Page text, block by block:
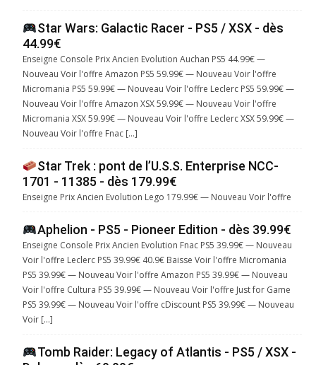
Star Wars: Galactic Racer - PS5 / XSX - dès
44.99€
Enseigne Console Prix Ancien Evolution Auchan PS5 44.99€ —
Nouveau Voir l'offre Amazon PS5 59.99€ — Nouveau Voir l'offre
Micromania PS5 59.99€ — Nouveau Voir l'offre Leclerc PS5 59.99€ —
Nouveau Voir l'offre Amazon XSX 59.99€ — Nouveau Voir l'offre
Micromania XSX 59.99€ — Nouveau Voir l'offre Leclerc XSX 59.99€ —
Nouveau Voir l'offre Fnac […]
Star Trek : pont de l’U.S.S. Enterprise NCC-
1701 - 11385 - dès 179.99€
Enseigne Prix Ancien Evolution Lego 179.99€ — Nouveau Voir l'offre
Aphelion - PS5 - Pioneer Edition - dès 39.99€
Enseigne Console Prix Ancien Evolution Fnac PS5 39.99€ — Nouveau
Voir l'offre Leclerc PS5 39.99€ 40.9€ Baisse Voir l'offre Micromania
PS5 39.99€ — Nouveau Voir l'offre Amazon PS5 39.99€ — Nouveau
Voir l'offre Cultura PS5 39.99€ — Nouveau Voir l'offre Just for Game
PS5 39.99€ — Nouveau Voir l'offre cDiscount PS5 39.99€ — Nouveau
Voir […]
Tomb Raider: Legacy of Atlantis - PS5 / XSX -